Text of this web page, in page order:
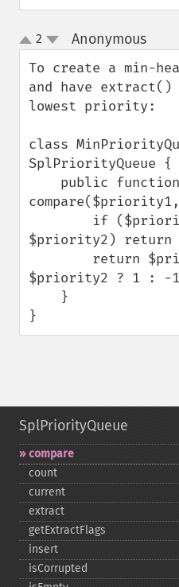
up
down
2 Anonymous¶
To create a min-
and have extract()
lowest priority:
class
SplPriorityQueue {
$priority2) return
$priority2 ? 1 : -
}
SplPriorityQueue
compare
count
current
extract
getExtractFlags
insert
isCorrupted